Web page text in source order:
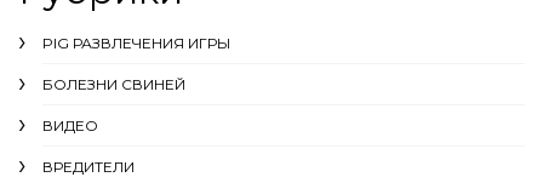
PIG РАЗВЛЕЧЕНИЯ ИГРЫ
БОЛЕЗНИ СВИНЕЙ
ВИДЕО
ВРЕДИТЕЛИ